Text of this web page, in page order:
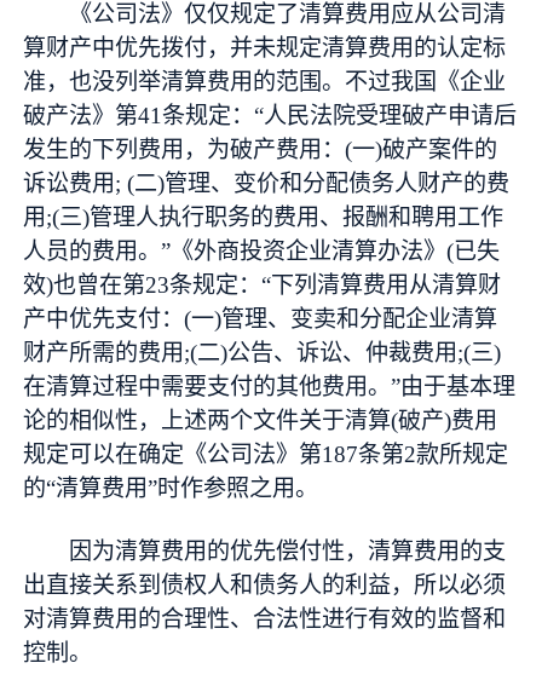
《公司法》仅仅规定了清算费用应从公司清
算财产中优先拨付，并未规定清算费用的认定标
准，也没列举清算费用的范围。不过我国《企业
破产法》第41条规定：“人民法院受理破产申请后
发生的下列费用，为破产费用：(一)破产案件的
诉讼费用; (二)管理、变价和分配债务人财产的费
用;(三)管理人执行职务的费用、报酬和聘用工作
人员的费用。”《外商投资企业清算办法》(已失
效)也曾在第23条规定：“下列清算费用从清算财
产中优先支付：(一)管理、变卖和分配企业清算
财产所需的费用;(二)公告、诉讼、仲裁费用;(三)
在清算过程中需要支付的其他费用。”由于基本理
论的相似性，上述两个文件关于清算(破产)费用
规定可以在确定《公司法》第187条第2款所规定
的“清算费用”时作参照之用。
因为清算费用的优先偿付性，清算费用的支
出直接关系到债权人和债务人的利益，所以必须
对清算费用的合理性、合法性进行有效的监督和
控制。